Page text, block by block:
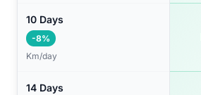
10 Days
-8%
Km/day
14 Days